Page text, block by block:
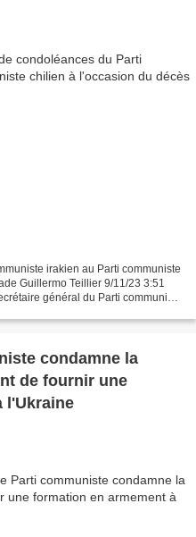
irakien au Parti communiste
Guillermo Teillier 9/11/23 3:51
général du Parti communiste
condamne la
de fournir une
l'Ukraine